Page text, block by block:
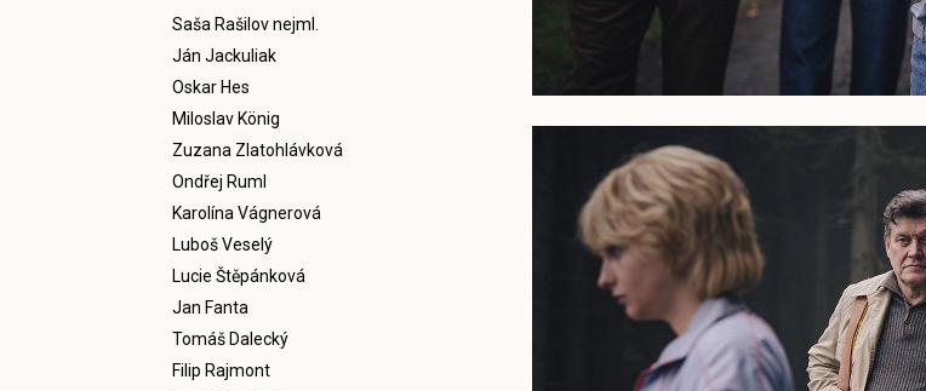
Saša Rašilov nejml.
Ján Jackuliak
Oskar Hes
Miloslav König
Zuzana Zlatohlávková
Ondřej Ruml
Karolína Vágnerová
Luboš Veselý
Lucie Štěpánková
Jan Fanta
Tomáš Dalecký
Filip Rajmont